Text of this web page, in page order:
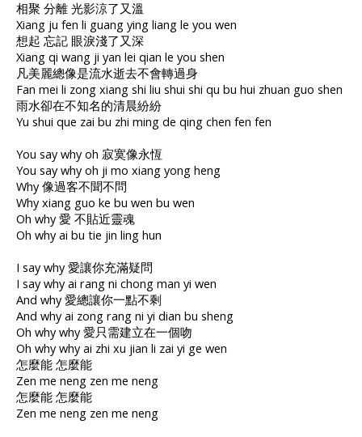
相聚 分離 光影涼了又溫
Xiang ju fen li guang ying liang le you wen
想起 忘記 眼淚淺了又深
Xiang qi wang ji yan lei qian le you shen
凡美麗總像是流水逝去不會轉過身
Fan mei li zong xiang shi liu shui shi qu bu hui zhuan guo shen
雨水卻在不知名的清晨紛紛
Yu shui que zai bu zhi ming de qing chen fen fen
You say why oh 寂寞像永恆
You say why oh ji mo xiang yong heng
Why 像過客不聞不問
Why xiang guo ke bu wen bu wen
Oh why 愛 不貼近靈魂
Oh why ai bu tie jin ling hun
I say why 愛讓你充滿疑問
I say why ai rang ni chong man yi wen
And why 愛總讓你一點不剩
And why ai zong rang ni yi dian bu sheng
Oh why why 愛只需建立在一個吻
Oh why why ai zhi xu jian li zai yi ge wen
怎麼能 怎麼能
Zen me neng zen me neng
怎麼能 怎麼能
Zen me neng zen me neng